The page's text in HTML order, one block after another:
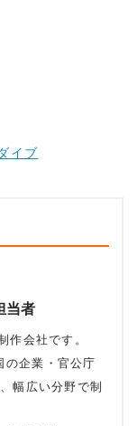
イブ
当者
作会社です。
の企業・官公庁
幅広い分野で制